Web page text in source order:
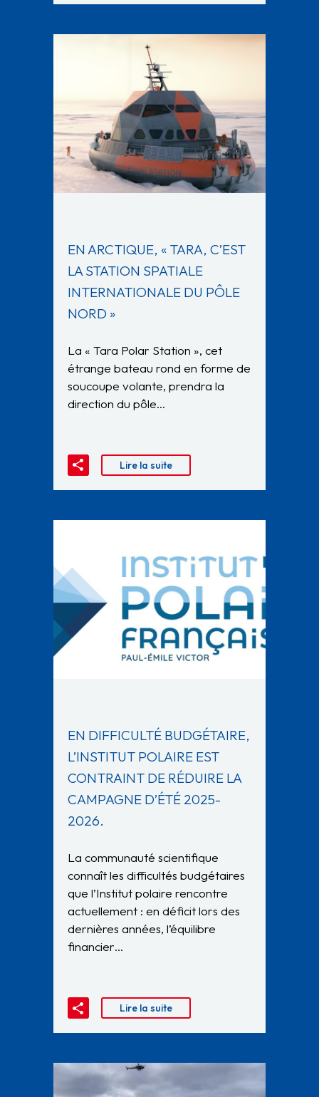
EN ARCTIQUE, « TARA, C’EST
LA STATION SPATIALE
INTERNATIONALE DU PÔLE
NORD »
La « Tara Polar Station », cet
étrange bateau rond en forme de
soucoupe volante, prendra la
direction du pôle…
Lire la suite
EN DIFFICULTÉ BUDGÉTAIRE,
L’INSTITUT POLAIRE EST
CONTRAINT DE RÉDUIRE LA
CAMPAGNE D’ÉTÉ 2025-
2026.
La communauté scientifique
connaît les difficultés budgétaires
que l’Institut polaire rencontre
actuellement : en déficit lors des
dernières années, l’équilibre
financier…
Lire la suite